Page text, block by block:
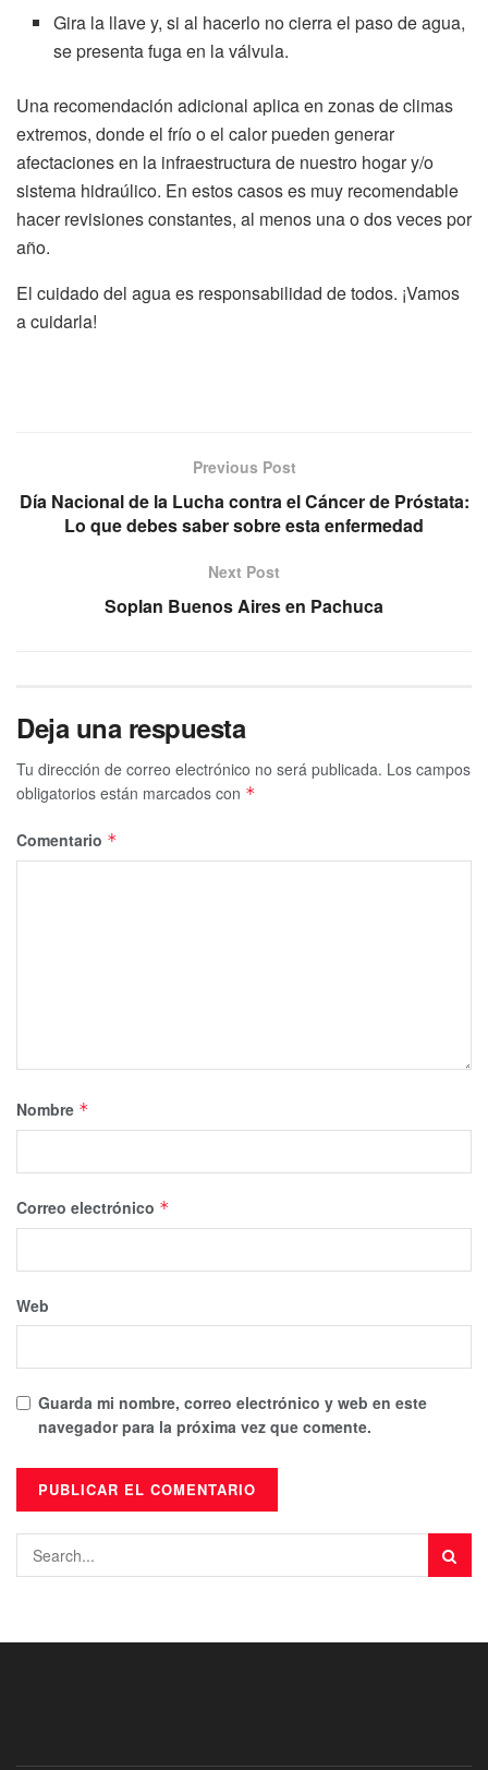
Gira la llave y, si al hacerlo no cierra el paso de agua,
se presenta fuga en la válvula.
Una recomendación adicional aplica en zonas de climas
extremos, donde el frío o el calor pueden generar
afectaciones en la infraestructura de nuestro hogar y/o
sistema hidraúlico. En estos casos es muy recomendable
hacer revisiones constantes, al menos una o dos veces por
año.
El cuidado del agua es responsabilidad de todos. ¡Vamos
a cuidarla!
Previous Post
Día Nacional de la Lucha contra el Cáncer de Próstata:
Lo que debes saber sobre esta enfermedad
Next Post
Soplan Buenos Aires en Pachuca
Deja una respuesta
Tu dirección de correo electrónico no será publicada. Los campos
obligatorios están marcados con *
Comentario *
Nombre *
Correo electrónico *
Web
Guarda mi nombre, correo electrónico y web en este
navegador para la próxima vez que comente.